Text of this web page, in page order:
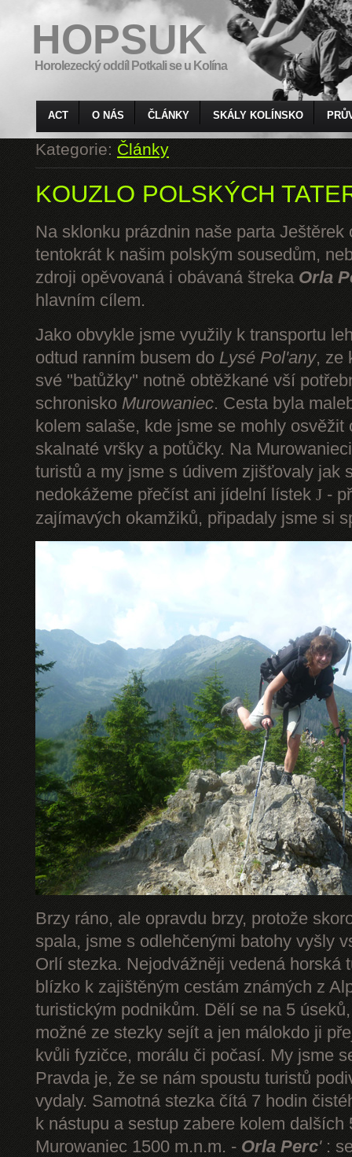
HOPSUK
Horolezecký oddíl Potkali se u Kolína
ACT O NÁS ČLÁNKY SKÁLY KOLÍNSKO
Kategorie:Články
KOUZLO POLSKÝCH
Na sklonku prázdnin naše parta Ještěrek
tentokrát k našim polským sousedům,
zdroji opěvovaná i obávaná štreka Orla
hlavním cílem.
Jako obvykle jsme využily k transportu
odtud ranním busem do Lysé Pol'any, ze
své "batůžky" notně obtěžkané vší
schronisko Murowaniec. Cesta byla
kolem salaše, kde jsme se mohly
skalnaté vršky a potůčky. Na
turistů a my jsme s údivem zjišťovaly jak
nedokážeme přečíst ani jídelní lístek J -
zajímavých okamžiků, připadaly jsme si
Brzy ráno, ale opravdu brzy, protože
spala, jsme s odlehčenými batohy vyšly
Orlí stezka. Nejodvážněji vedená horská
blízko k zajištěným cestám známých z
turistickým podnikům. Dělí se na 5
možné ze stezky sejít a jen málokdo ji
kvůli fyzičce, morálu či počasí. My jsme
Pravda je, že se nám spoustu turistů
vydaly. Samotná stezka čítá 7 hodin
k nástupu a sestup zabere kolem dalších
Murowaniec 1500 m.n.m. - Orla Perc':